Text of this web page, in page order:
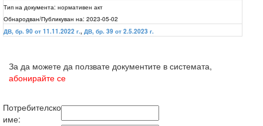
Тип на документа: нормативен акт
Обнародван/Публикуван на: 2023-05-02
ДВ, бр. 90 от 11.11.2022 г., ДВ, бр. 39 от 2.5.2023 г.
За да можете да ползвате документите в системата,
абонирайте се
Потребителско
име: